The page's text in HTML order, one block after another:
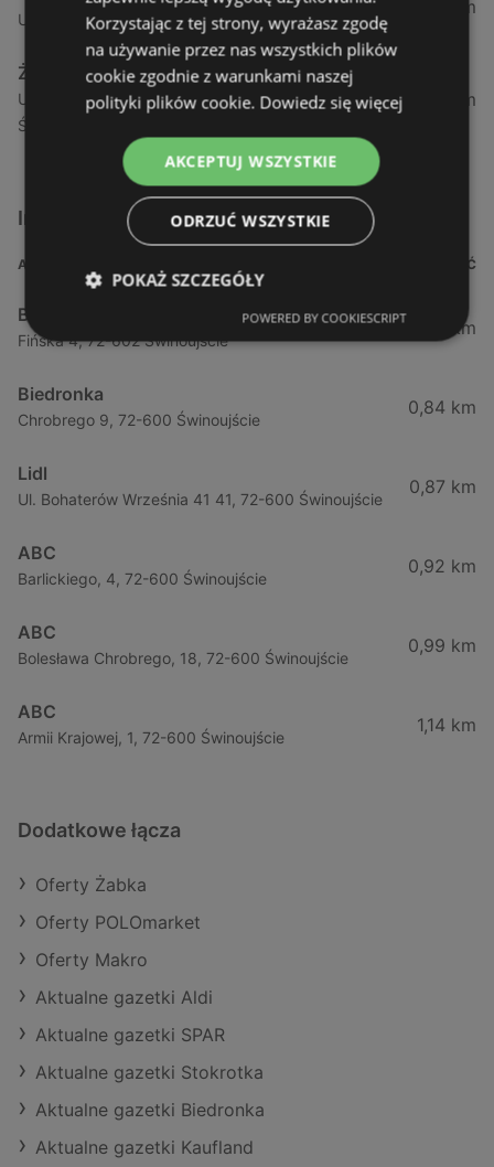
Ul. Armii Krajowej 12 / 1a, 72-600 Świnoujście
1,04 km
Żabka
Ul. Wybrzeże Wł. Iv 26/27 Lok. Lu, 72-600
Świnoujście
1,05 km
Inne sklepy Supermarkety w pobliżu
ADRES ODLEGŁOŚĆ
Biedronka
Fińska 4, 72-602 Świnoujście
0,23 km
Biedronka
Chrobrego 9, 72-600 Świnoujście
0,84 km
Lidl
Ul. Bohaterów Września 41 41, 72-600 Świnoujście
0,87 km
ABC
Barlickiego, 4, 72-600 Świnoujście
0,92 km
ABC
Bolesława Chrobrego, 18, 72-600 Świnoujście
0,99 km
ABC
Armii Krajowej, 1, 72-600 Świnoujście
1,14 km
Dodatkowe łącza
Oferty Żabka
Oferty POLOmarket
Oferty Makro
Aktualne gazetki Aldi
Aktualne gazetki SPAR
Aktualne gazetki Stokrotka
Aktualne gazetki Biedronka
Aktualne gazetki Kaufland
Korzystając z tej strony, wyrażasz zgodę
na używanie przez nas wszystkich plików
cookie zgodnie z warunkami naszej
polityki plików cookie. Dowiedz się więcej
AKCEPTUJ WSZYSTKIE
ODRZUĆ WSZYSTKIE
POKAŻ SZCZEGÓŁY
POWERED BY COOKIESCRIPT